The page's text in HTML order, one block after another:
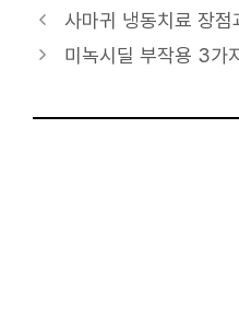
테
고
사마귀 냉동치료 장
미녹시딜 부작용 3가